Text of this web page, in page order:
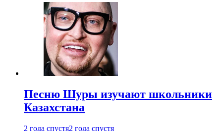
Песню Шуры изучают школьники
Казахстана
2 года спустя2 года спустя